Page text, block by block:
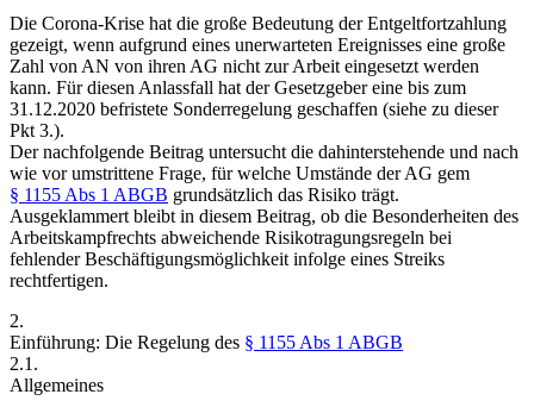
Die Corona-Krise hat die große Bedeutung der Entgeltfortzahlung
gezeigt, wenn aufgrund eines unerwarteten Ereignisses eine große
Zahl von AN von ihren AG nicht zur Arbeit eingesetzt werden
kann. Für diesen Anlassfall hat der Gesetzgeber eine bis zum
31.12.2020 befristete Sonderregelung geschaffen (siehe zu dieser
Pkt 3.).
Der nachfolgende Beitrag untersucht die dahinterstehende und nach
wie vor umstrittene Frage, für welche Umstände der AG gem
§ 1155 Abs 1 ABGB grundsätzlich das Risiko trägt.
Ausgeklammert bleibt in diesem Beitrag, ob die Besonderheiten des
Arbeitskampfrechts abweichende Risikotragungsregeln bei
fehlender Beschäftigungsmöglichkeit infolge eines Streiks
rechtfertigen.
2.
Einführung: Die Regelung des § 1155 Abs 1 ABGB
2.1.
Allgemeines